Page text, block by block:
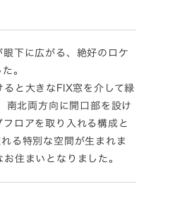
下に広がる、絶好のロケ
。
と大きなFIX窓を介して緑
南北両方向に開口部を設け
ロアを取り入れる構成と
る特別な空間が生まれま
住まいとなりました。